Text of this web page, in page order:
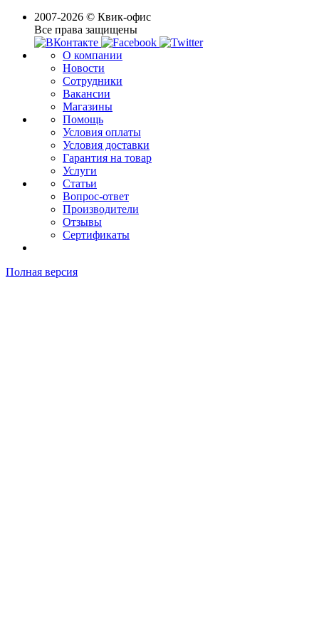
2007-2026 © Квик-офис
Все права защищены
О компании
Новости
Сотрудники
Вакансии
Магазины
Помощь
Условия оплаты
Условия доставки
Гарантия на товар
Услуги
Статьи
Вопрос-ответ
Производители
Отзывы
Сертификаты
Полная версия